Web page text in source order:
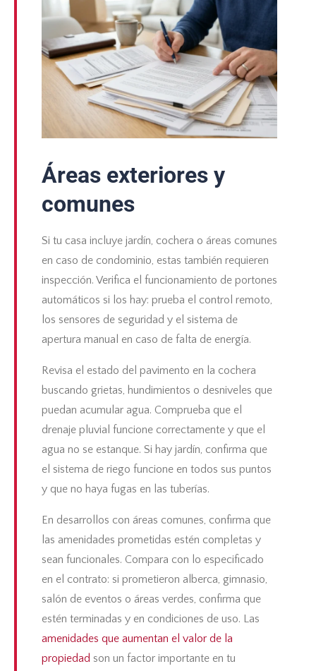
Áreas exteriores y
comunes
Si tu casa incluye jardín, cochera o áreas comunes
en caso de condominio, estas también requieren
inspección. Verifica el funcionamiento de portones
automáticos si los hay: prueba el control remoto,
los sensores de seguridad y el sistema de
apertura manual en caso de falta de energía.
Revisa el estado del pavimento en la cochera
buscando grietas, hundimientos o desniveles que
puedan acumular agua. Comprueba que el
drenaje pluvial funcione correctamente y que el
agua no se estanque. Si hay jardín, confirma que
el sistema de riego funcione en todos sus puntos
y que no haya fugas en las tuberías.
En desarrollos con áreas comunes, confirma que
las amenidades prometidas estén completas y
sean funcionales. Compara con lo especificado
en el contrato: si prometieron alberca, gimnasio,
salón de eventos o áreas verdes, confirma que
estén terminadas y en condiciones de uso. Las
amenidades que aumentan el valor de la
propiedad son un factor importante en tu